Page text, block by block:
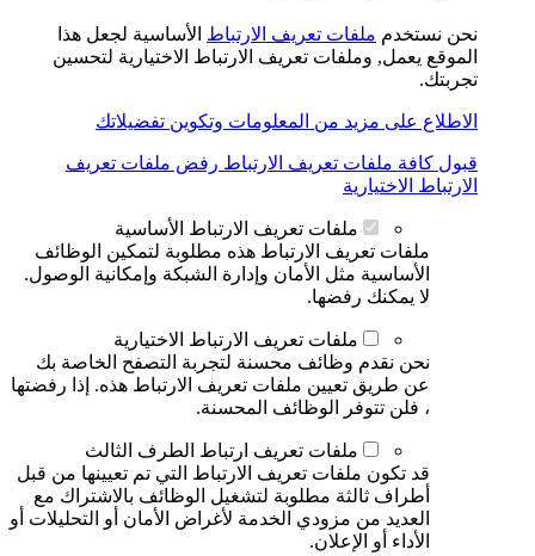
نحن نستخدم ملفات تعريف الارتباط الأساسية لجعل هذا
الموقع يعمل, وملفات تعريف الارتباط الاختيارية لتحسين
تجربتك.
الاطلاع على مزيد من المعلومات وتكوين تفضيلاتك
قبول كافة ملفات تعريف الارتباط رفض ملفات تعريف
الارتباط الاختيارية
ملفات تعريف الارتباط الأساسية
ملفات تعريف الارتباط هذه مطلوبة لتمكين الوظائف
الأساسية مثل الأمان وإدارة الشبكة وإمكانية الوصول.
لا يمكنك رفضها.
ملفات تعريف الارتباط الاختيارية
نحن نقدم وظائف محسنة لتجربة التصفح الخاصة بك
عن طريق تعيين ملفات تعريف الارتباط هذه. إذا رفضتها
، فلن تتوفر الوظائف المحسنة.
ملفات تعريف ارتباط الطرف الثالث
قد تكون ملفات تعريف الارتباط التي تم تعيينها من قبل
أطراف ثالثة مطلوبة لتشغيل الوظائف بالاشتراك مع
العديد من مزودي الخدمة لأغراض الأمان أو التحليلات أو
الأداء أو الإعلان.